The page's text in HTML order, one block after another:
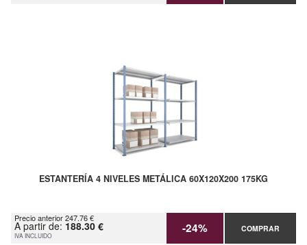
ESTANTERÍA 4 NIVELES METÁLICA 60X120X200 175KG
Precio anterior 247.76 €
A partir de: 188.30 €
IVA INCLUIDO -24% COMPRAR